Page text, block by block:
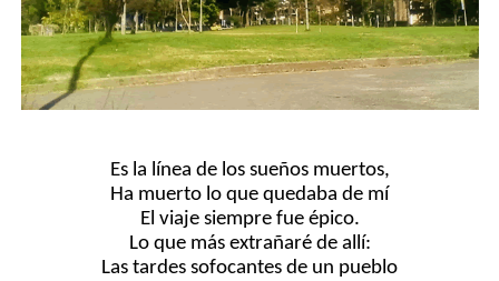
Es la línea de los sueños muertos,
Ha muerto lo que quedaba de mí
El viaje siempre fue épico.
Lo que más extrañaré de allí:
Las tardes sofocantes de un pueblo